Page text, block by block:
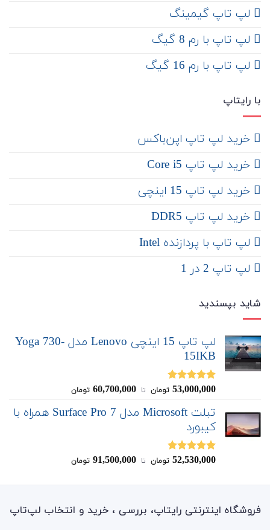
لپ تاپ گیمینگ
لپ تاپ با رم 8 گیگ
لپ تاپ با رم 16 گیگ
با رایتاپ
‌ خرید لپ تاپ اپن‌باکس
خرید لپ تاپ Core i5
‌‌ خرید لپ تاپ 15 اینچی
خرید لپ تاپ DDR5
لپ تاپ با پردازنده Intel
لپ تاپ 2 در 1
شاید بپسندید
لپ تاپ 15 اینچی Lenovo مدل Yoga 730-
15IKB
نمره5.00
53,000,000 تومان ‌ تا ‌ 60,700,000 تومان
تبلت Microsoft مدل Surface Pro 7 همراه با
کیبورد
نمره4.83
52,530,000 تومان ‌ تا ‌ 91,500,000 تومان
فروشگاه اینترنتی رایتاپ، بررسی ، خرید و انتخاب لپ‌تاپ